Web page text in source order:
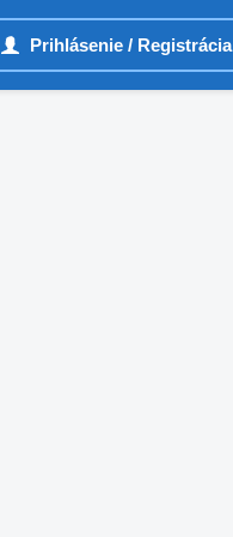
Prihlásenie / Registrácia